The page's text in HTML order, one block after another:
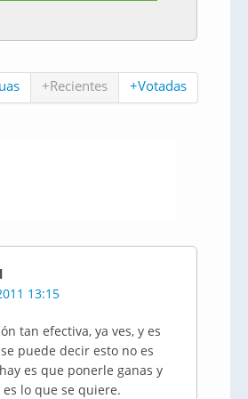
+Recientes +Votadas
13:15
tan efectiva, ya ves, y es
puede decir esto no es
es que ponerle ganas y
lo que se quiere.